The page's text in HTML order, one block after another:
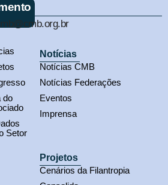
do
Setor
Notícias
Notícias CMB
Notícias Federações
Eventos
Imprensa
Projetos
Cenários da Filantropia